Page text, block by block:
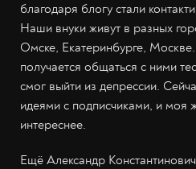
благодаря блогу стали
Наши внуки живут в разных
Омске, Екатеринбурге,
получается общаться с ними
смог выйти из депрессии.
идеями с подписчиками, и моя
интереснее.
Ещё Александр